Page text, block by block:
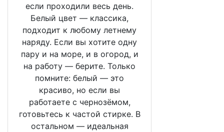
если проходили весь день.
Белый цвет — классика,
подходит к любому летнему
наряду. Если вы хотите одну
пару и на море, и в огород, и
на работу — берите. Только
помните: белый — это
красиво, но если вы
работаете с чернозёмом,
готовьтесь к частой стирке. В
остальном — идеальная